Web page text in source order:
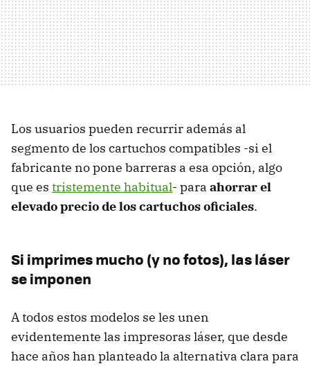
Los usuarios pueden recurrir además al
segmento de los cartuchos compatibles -si el
fabricante no pone barreras a esa opción, algo
que es tristemente habitual- para ahorrar el
elevado precio de los cartuchos oficiales.
Si imprimes mucho (y no fotos), las láser
se imponen
A todos estos modelos se les unen
evidentemente las impresoras láser, que desde
hace años han planteado la alternativa clara para